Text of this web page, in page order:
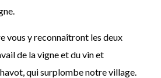
vous y reconnaîtront les deux
de la vigne et du vin et
qui surplombe notre village.